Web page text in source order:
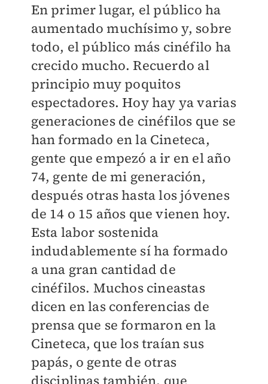
En primer lugar, el público ha
aumentado muchísimo y, sobre
todo, el público más cinéfilo ha
crecido mucho. Recuerdo al
principio muy poquitos
espectadores. Hoy hay ya varias
generaciones de cinéfilos que se
han formado en la Cineteca,
gente que empezó a ir en el año
74, gente de mi generación,
después otras hasta los jóvenes
de 14 o 15 años que vienen hoy.
Esta labor sostenida
indudablemente sí ha formado
a una gran cantidad de
cinéfilos. Muchos cineastas
dicen en las conferencias de
prensa que se formaron en la
Cineteca, que los traían sus
papás, o gente de otras